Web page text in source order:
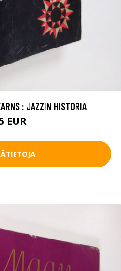
: JAZZIN HISTORIA
EUR